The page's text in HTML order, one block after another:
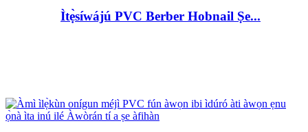
Ìtẹ̀síwájú PVC Berber Hobnail Ṣe...